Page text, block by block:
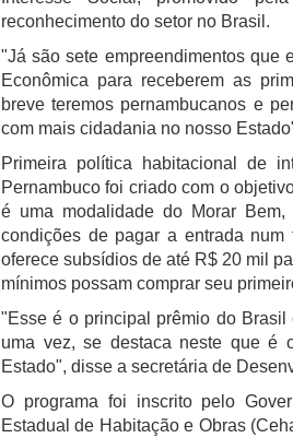
reconhecimento do setor no Brasil.
"Já são sete empreendimentos que
Econômica para receberem as
breve teremos pernambucanos e
com mais cidadania no nosso
Primeira política habitacional de
Pernambuco foi criado com o
é uma modalidade do Morar
condições de pagar a entrada num
oferece subsídios de até R$ 20 mil
mínimos possam comprar seu
"Esse é o principal prêmio do
uma vez, se destaca neste que é
Estado", disse a secretária de
O programa foi inscrito pelo
Estadual de Habitação e Obras